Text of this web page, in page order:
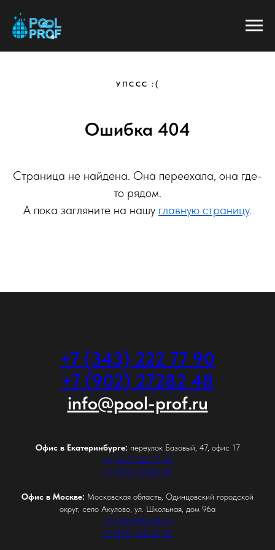
УПССС :(
Ошибка 404
Страница не найдена. Она переехала, она где-
то рядом.
А пока загляните на нашу главную страницу.
+7 (343) 222 77 90
+7 (902) 27282 48
info@pool-prof.ru
Офис в Екатеринбурге: переулок Базовый, 47, офис 17
+7 (343) 222 77 90
+7 (902) 27282 48
Офис в Москве: Московская область, Одинцовский городской
округ, село Акулово, ул. Школьная, дом 96а
+7 (916) 982 96 61
+7 (495) 166 05 05